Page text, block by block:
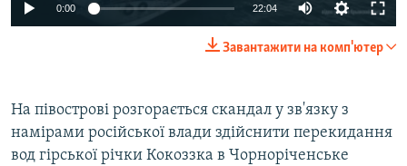
0:00 22:04
Завантажити на комп'ютер
На півострові розгорається скандал у зв'язку з
намірами російської влади здійснити перекидання
вод гірської річки Кокоззка в Чорноріченське